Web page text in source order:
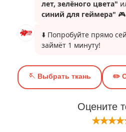
Оцените